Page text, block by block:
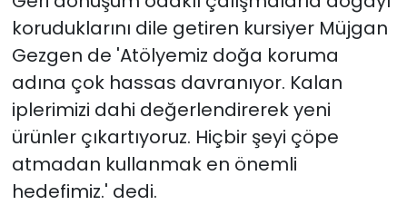
koruduklarını dile getiren kursiyer Müjgan
Gezgen de 'Atölyemiz doğa koruma
adına çok hassas davranıyor. Kalan
iplerimizi dahi değerlendirerek yeni
ürünler çıkartıyoruz. Hiçbir şeyi çöpe
atmadan kullanmak en önemli
hedefimiz.' dedi.